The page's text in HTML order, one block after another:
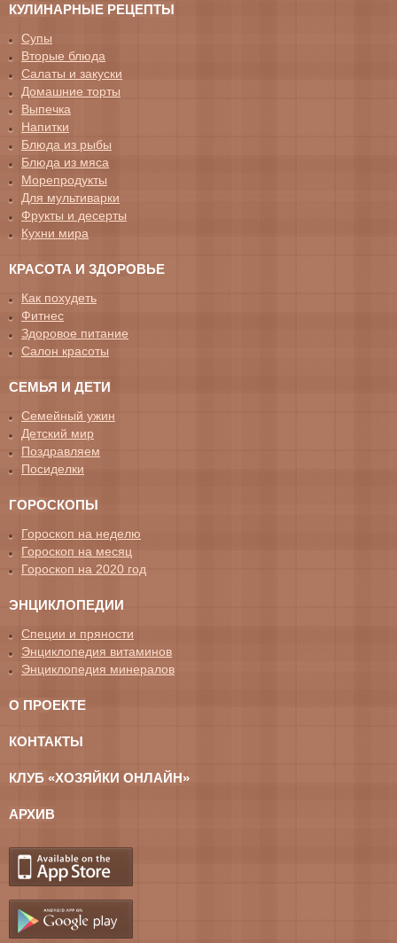
КУЛИНАРНЫЕ РЕЦЕПТЫ
Супы
Вторые блюда
Салаты и закуски
Домашние торты
Выпечка
Напитки
Блюда из рыбы
Блюда из мяса
Морепродукты
Для мультиварки
Фрукты и десерты
Кухни мира
КРАСОТА И ЗДОРОВЬЕ
Как похудеть
Фитнес
Здоровое питание
Салон красоты
СЕМЬЯ И ДЕТИ
Семейный ужин
Детский мир
Поздравляем
Посиделки
ГОРОСКОПЫ
Гороскоп на неделю
Гороскоп на месяц
Гороскоп на 2020 год
ЭНЦИКЛОПЕДИИ
Специи и пряности
Энциклопедия витаминов
Энциклопедия минералов
О ПРОЕКТЕ
КОНТАКТЫ
КЛУБ «ХОЗЯЙКИ ОНЛАЙН»
АРХИВ